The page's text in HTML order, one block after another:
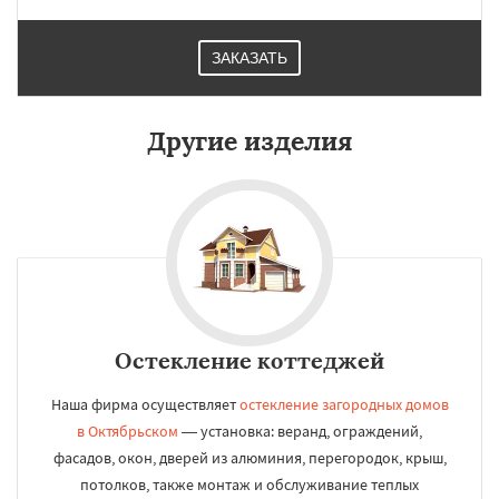
ЗАКАЗАТЬ
Другие изделия
Остекление коттеджей
Наша фирма осуществляетостекление загородных домов
в Октябрьском — установка: веранд, ограждений,
фасадов, окон, дверей из алюминия, перегородок, крыш,
потолков, также монтаж и обслуживание теплых